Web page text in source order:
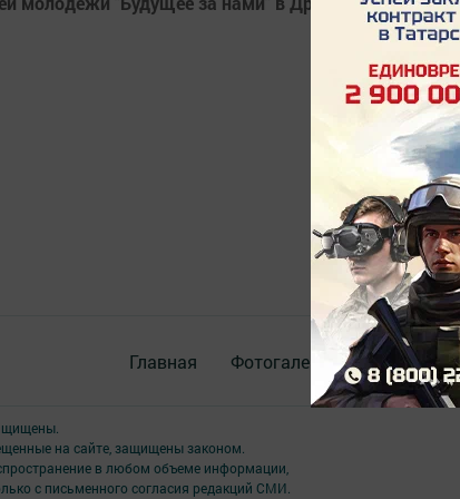
Главная Фотогалереи Опросы
на сайте, защищены законом.
в любом объеме информации,
с письменного согласия редакций СМИ.